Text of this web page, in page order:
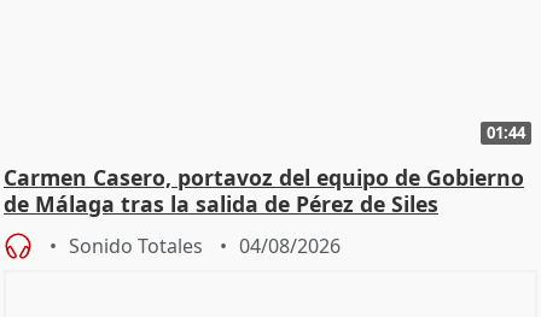
01:44
Carmen Casero, portavoz del equipo de Gobierno
de Málaga tras la salida de Pérez de Siles
Sonido Totales 04/08/2026